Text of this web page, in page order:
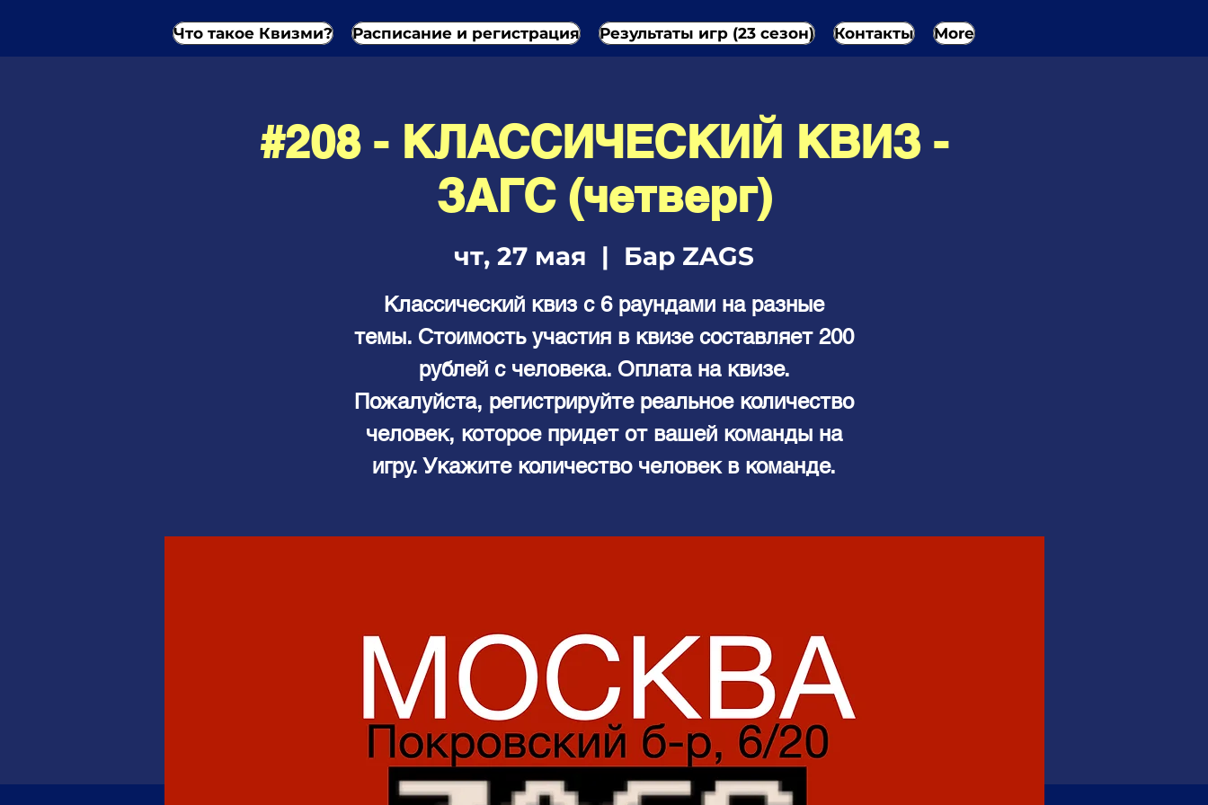
Что такое Квизми? Расписание и регистрация Результаты игр (23 сезон) Контакты More
#208 - КЛАССИЧЕСКИЙ КВИЗ -
ЗАГС (четверг)
чт, 27 мая
  |
Бар ZAGS
Классический квиз с 6 раундами на разные
темы. Стоимость участия в квизе составляет 200
рублей с человека. Оплата на квизе.
Пожалуйста, регистрируйте реальное количество
человек, которое придет от вашей команды на
игру. Укажите количество человек в команде.